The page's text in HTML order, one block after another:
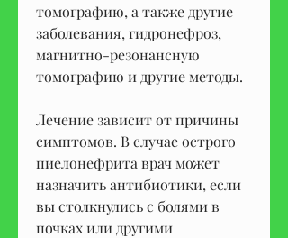
томографию, а также другие
заболевания, гидронефроз,
магнитно-резонансную
томографию и другие методы.
Лечение зависит от причины
симптомов. В случае острого
пиелонефрита врач может
назначить антибиотики, если
вы столкнулись с болями в
почках или другими